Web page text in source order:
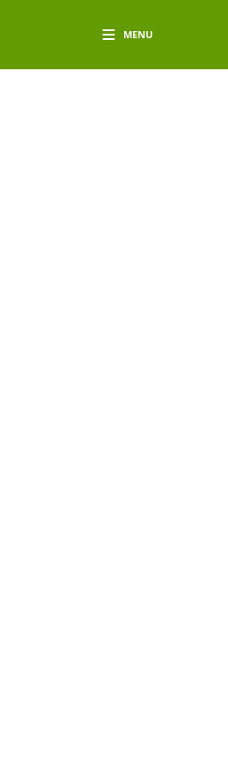
MENU